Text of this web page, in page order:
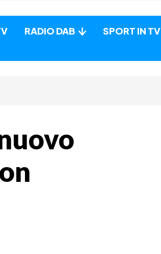
RADIO DAB SPORT IN TV